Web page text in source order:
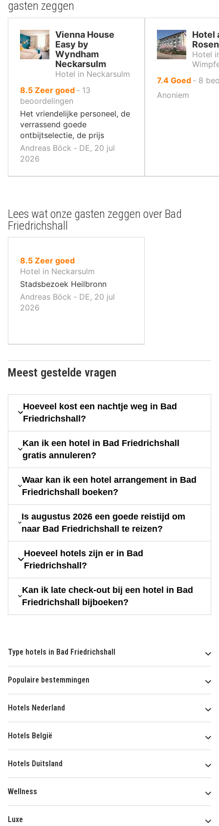
gasten zeggen
Vienna House
Easy by
Wyndham
Neckarsulm
Hotel in Neckarsulm
8.5uit
10
,
Zeer goed ‐ 13
beoordelingen
Het vriendelijke personeel, de
verrassend goede
ontbijtselectie, de prijs
Andreas Böck ‐ DE, 20 jul
2026
Hotel
Hotel
7.4uit
10
,
Goed ‐ 8
Anoniem
Lees wat onze gasten zeggen over Bad
Friedrichshall
8.5uit
10
,
Zeer goed
Hotel in Neckarsulm
Stadsbezoek Heilbronn
Andreas Böck ‐ DE, 20 jul
2026
Meest gestelde vragen
Hoeveel kost een nachtje weg in Bad
Friedrichshall?
Kan ik een hotel in Bad Friedrichshall
gratis annuleren?
Waar kan ik een hotel arrangement in Bad
Friedrichshall boeken?
Is augustus 2026 een goede reistijd om
naar Bad Friedrichshall te reizen?
Hoeveel hotels zijn er in Bad
Friedrichshall?
Kan ik late check-out bij een hotel in Bad
Friedrichshall bijboeken?
Type hotels in Bad Friedrichshall
Populaire bestemmingen
Hotels Nederland
Hotels België
Hotels Duitsland
Wellness
Luxe